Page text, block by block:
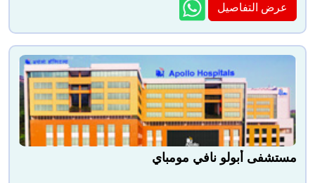
عرض التفاصيل
مستشفى أبولو نافي مومباي